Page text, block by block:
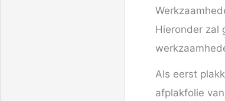
Hieronder zal
Als eerst
afplakfolie